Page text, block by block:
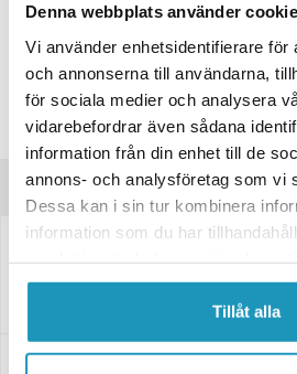
Denna webbplats använder
Vi använder enhetsidentifierare för
och annonserna till användarna,
för sociala medier och analysera
vidarebefordrar även sådana
information från din enhet till de
annons- och analysföretag som vi
Dessa kan i sin tur kombinera
information som du har
Tillåt alla
Lägsta pris de senaste 30-dagarna:314
Leverans- & Returinformation
Spara produkt
Frågor om produkten?
Produktinformation
1460207
Bromswire Premium nippel/svamp, hylsa
VALERYD Bromsvajer Premium till
770/980 Utförande: nippel/svamp, hylsa
Specifikationer